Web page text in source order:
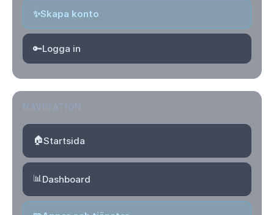
✨Skapa konto
🔑Logga in
🏠Startsida
📊Dashboard